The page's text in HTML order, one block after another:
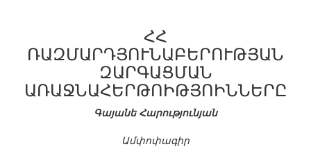
ՀՀ
ՌԱԶՄԱՐԴՅՈՒՆԱԲԵՐՈՒԹՅԱՆ
ԶԱՐԳԱՑՄԱՆ
ԱՌԱՋՆԱՀԵՐԹՈԻԹՅՈԻՆՆԵՐԸ
Գայանե Հարությունյան
Ամփոփագիր